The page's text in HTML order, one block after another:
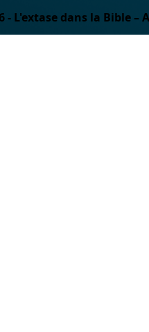
- L'extase dans la Bible –